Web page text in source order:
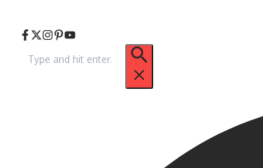
untuk: